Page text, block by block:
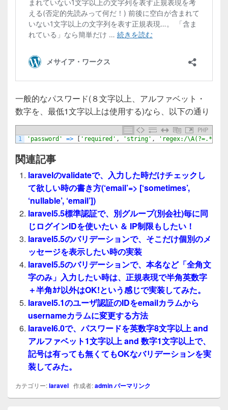
一般的なパスワード(８文字以上、アルファベット・
数字を、最低1文字以上は使用する)なら、以下の通り
PHP
1
'password' => [ 'required' , 'string' , 'regex:/
関連記事
laravelのvalidateで、入力した時だけチェックし
て欲しい時の書き方(‘email’=> [‘sometimes’,
‘nullable’, ‘email’])
laravel5.5標準認証で、別グループ(別会社)毎に同
じログインIDを使いたい ＆ IP制限もしたい！
laravel5.5のバリデーションで、そこだけ個別のメ
ッセージを表示したい時の実装
laravel5.5のバリデーションで、本名など「全角文
字のみ」入力したい時は、正規表現で半角英数字
＋半角ｶﾅ以外はOK!という感じで実装してみた。
laravel5.1のユーザ認証のIDをemailカラムから
usernameカラムに変更する方法
laravel6.0で、パスワードを英数字8文字以上 and
アルファベット1文字以上 and 数字1文字以上で、
記号は有っても無くてもOKなバリデーションを実
装してみた。
カテゴリー:laravel 作成者:adminパーマリンク